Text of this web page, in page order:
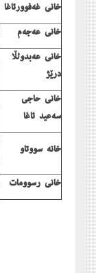
خانی غەفوورئاغا
خانی عەجەم
خانی عەبدولڵا
درێژ
خانی حاجی
سەعید ئاغا
خانە سووتاو
خانی رسوومات